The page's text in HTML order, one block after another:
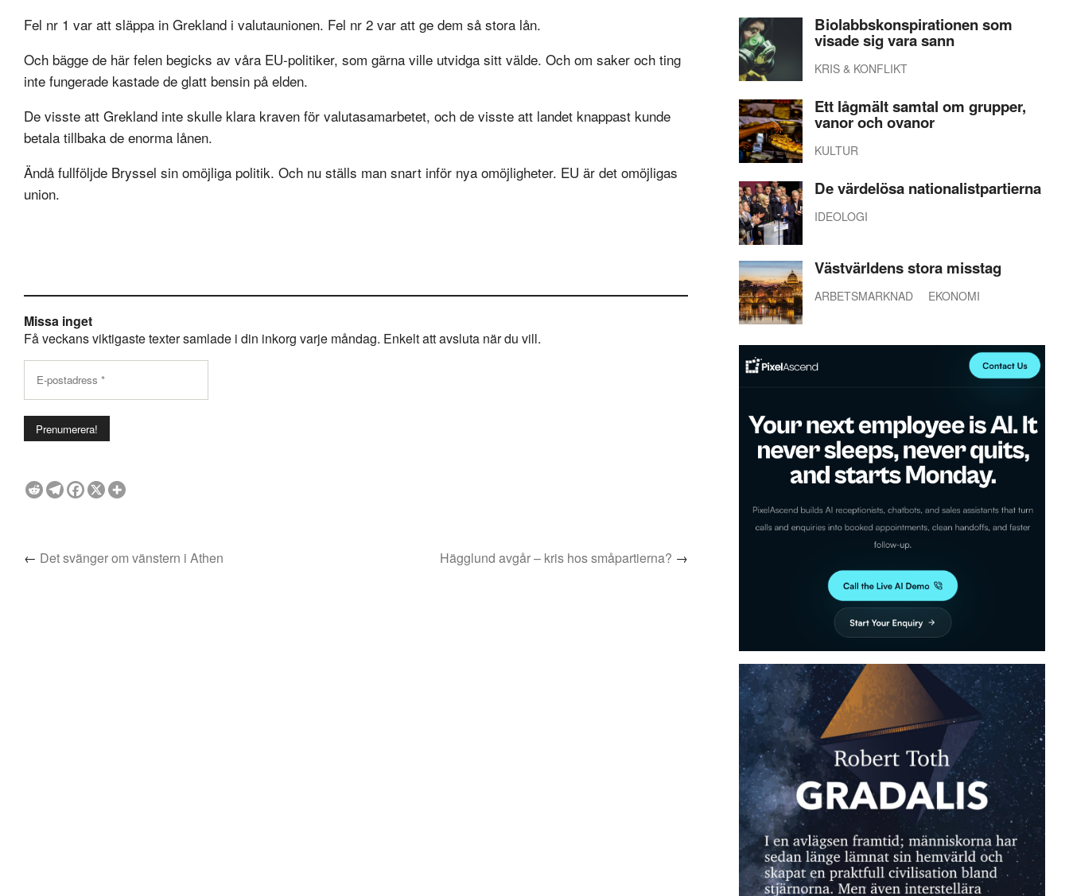
Fel nr 1 var att släppa in Grekland i valutaunionen. Fel nr 2 var att ge dem så stora lån.
Och bägge de här felen begicks av våra EU-politiker, som gärna ville utvidga sitt välde. Och om saker och ting
inte fungerade kastade de glatt bensin på elden.
De visste att Grekland inte skulle klara kraven för valutasamarbetet, och de visste att landet knappast kunde
betala tillbaka de enorma lånen.
Ändå fullföljde Bryssel sin omöjliga politik. Och nu ställs man snart inför nya omöjligheter. EU är det omöjligas
union.
Missa inget
Få veckans viktigaste texter samlade i din inkorg varje måndag. Enkelt att avsluta när du vill.
← Det svänger om vänstern i Athen Hägglund avgår – kris hos småpartierna? →
Biolabbskonspirationen som
visade sig vara sann
KRIS & KONFLIKT
Ett lågmält samtal om grupper,
vanor och ovanor
KULTUR
De värdelösa nationalistpartierna
IDEOLOGI
Västvärldens stora misstag
ARBETSMARKNAD EKONOMI